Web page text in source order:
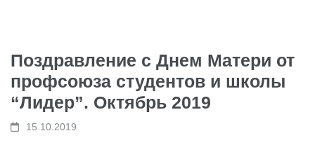
Поздравление с Днем Матери от
профсоюза студентов и школы
“Лидер”. Октябрь 2019
15.10.2019